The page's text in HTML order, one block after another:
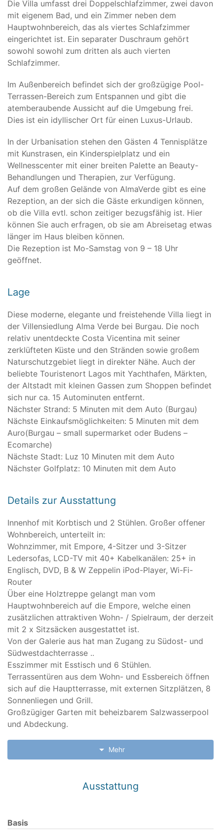
Die Villa umfasst drei Doppelschlafzimmer, zwei davon
mit eigenem Bad, und ein Zimmer neben dem
Hauptwohnbereich, das als viertes Schlafzimmer
eingerichtet ist. Ein separater Duschraum gehört
sowohl sowohl zum dritten als auch vierten
Schlafzimmer.
Im Außenbereich befindet sich der großzügige Pool-
Terrassen-Bereich zum Entspannen und gibt die
atemberaubende Aussicht auf die Umgebung frei.
Dies ist ein idyllischer Ort für einen Luxus-Urlaub.
In der Urbanisation stehen den Gästen 4 Tennisplätze
mit Kunstrasen, ein Kinderspielplatz und ein
Wellnesscenter mit einer breiten Palette an Beauty-
Behandlungen und Therapien, zur Verfügung.
Auf dem großen Gelände von AlmaVerde gibt es eine
Rezeption, an der sich die Gäste erkundigen können,
ob die Villa evtl. schon zeitiger bezugsfähig ist. Hier
können Sie auch erfragen, ob sie am Abreisetag etwas
länger im Haus bleiben können.
Die Rezeption ist Mo-Samstag von 9 – 18 Uhr
geöffnet.
Lage
Diese moderne, elegante und freistehende Villa liegt in
der Villensiedlung Alma Verde bei Burgau. Die noch
relativ unentdeckte Costa Vicentina mit seiner
zerklüfteten Küste und den Stränden sowie großem
Naturschutzgebiet liegt in direkter Nähe. Auch der
beliebte Touristenort Lagos mit Yachthafen, Märkten,
der Altstadt mit kleinen Gassen zum Shoppen befindet
sich nur ca. 15 Autominuten entfernt.
Nächster Strand: 5 Minuten mit dem Auto (Burgau)
Nächste Einkaufsmöglichkeiten: 5 Minuten mit dem
Auro(Burgau – small supermarket oder Budens –
Ecomarche)
Nächste Stadt: Luz 10 Minuten mit dem Auto
Nächster Golfplatz: 10 Minuten mit dem Auto
Details zur Ausstattung
Innenhof mit Korbtisch und 2 Stühlen. Großer offener
Wohnbereich, unterteilt in:
Wohnzimmer, mit Empore, 4-Sitzer und 3-Sitzer
Ledersofas, LCD-TV mit 40+ Kabelkanälen: 25+ in
Englisch, DVD, B & W Zeppelin iPod-Player, Wi-Fi-
Router
Über eine Holztreppe gelangt man vom
Hauptwohnbereich auf die Empore, welche einen
zusätzlichen attraktiven Wohn- / Spielraum, der derzeit
mit 2 x Sitzsäcken ausgestattet ist.
Von der Galerie aus hat man Zugang zu Südost- und
Südwestdachterrasse ..
Esszimmer mit Esstisch und 6 Stühlen.
Terrassentüren aus dem Wohn- und Essbereich öffnen
sich auf die Hauptterrasse, mit externen Sitzplätzen, 8
Sonnenliegen und Grill.
Großzügiger Garten mit beheizbarem Salzwasserpool
und Abdeckung.
Mehr
Schlafzimmer 2 mit zwei Einzelbetten und eigenem
Schlafzimmer 4 mit 2 Einzelbetten
Ausstattung
Basis